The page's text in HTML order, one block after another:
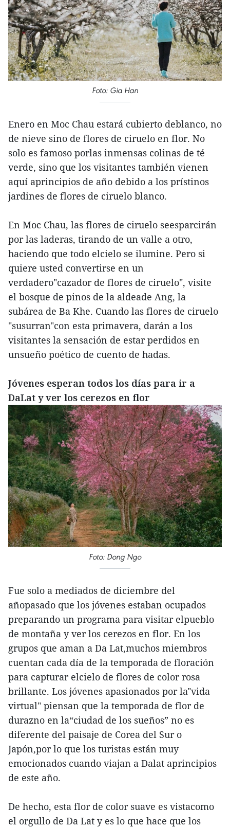
Foto: Gia Han
Enero en Moc Chau estará cubierto deblanco, no
de nieve sino de flores de ciruelo en flor. No
solo es famoso porlas inmensas colinas de té
verde, sino que los visitantes también vienen
aquí aprincipios de año debido a los prístinos
jardines de flores de ciruelo blanco.
En Moc Chau, las flores de ciruelo seesparcirán
por las laderas, tirando de un valle a otro,
haciendo que todo elcielo se ilumine. Pero si
quiere usted convertirse en un
verdadero"cazador de flores de ciruelo", visite
el bosque de pinos de la aldeade Ang, la
subárea de Ba Khe. Cuando las flores de ciruelo
"susurran"con esta primavera, darán a los
visitantes la sensación de estar perdidos en
unsueño poético de cuento de hadas.
Jóvenes esperan todos los días para ir a
DaLat y ver los cerezos en flor
Foto: Dong Ngo
Fue solo a mediados de diciembre del
añopasado que los jóvenes estaban ocupados
preparando un programa para visitar elpueblo
de montaña y ver los cerezos en flor. En los
grupos que aman a Da Lat,muchos miembros
cuentan cada día de la temporada de floración
para capturar elcielo de flores de color rosa
brillante. Los jóvenes apasionados por la"vida
virtual" piensan que la temporada de flor de
durazno en la“ciudad de los sueños” no es
diferente del paisaje de Corea del Sur o
Japón,por lo que los turistas están muy
emocionados cuando viajan a Dalat aprincipios
de este año.
De hecho, esta flor de color suave es vistacomo
el orgullo de Da Lat y es lo que hace que los